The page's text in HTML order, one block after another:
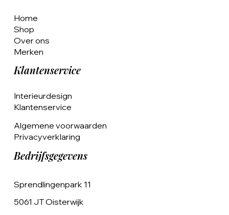
Home
Shop
Over ons
Merken
Klantenservice
Interieurdesign
Klantenservice
Algemene voorwaarden
Privacyverklaring
Bedrijfsgegevens
Sprendlingenpark 11
5061 JT Oisterwijk